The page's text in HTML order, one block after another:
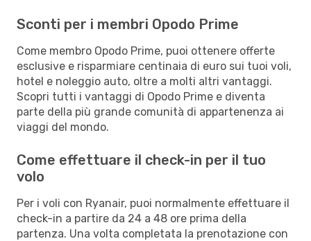
Sconti per i membri Opodo Prime
Come membro Opodo Prime, puoi ottenere offerte
esclusive e risparmiare centinaia di euro sui tuoi voli,
hotel e noleggio auto, oltre a molti altri vantaggi.
Scopri tutti i vantaggi di Opodo Prime e diventa
parte della più grande comunità di appartenenza ai
viaggi del mondo.
Come effettuare il check-in per il tuo
volo
Per i voli con Ryanair, puoi normalmente effettuare il
check-in a partire da 24 a 48 ore prima della
partenza. Una volta completata la prenotazione con